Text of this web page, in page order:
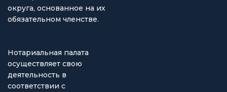
округа, основанное на их
обязательном членстве.
Нотариальная палата
осуществляет свою
деятельность в
соответствии с